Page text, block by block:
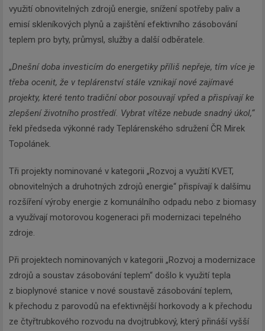
využití obnovitelných zdrojů energie, snížení spotřeby paliv a
emisí skleníkových plynů a zajištění efektivního zásobování
teplem pro byty, průmysl, služby a další odběratele.
„Dnešní doba investicím do energetiky příliš nepřeje, tím více je
třeba ocenit, že v teplárenství stále vznikají nové zajímavé
projekty, které tento tradiční obor posouvají vpřed a přispívají ke
zlepšení životního prostředí. Vybrat vítěze nebude snadný úkol,“
řekl předseda výkonné rady Teplárenského sdružení ČR Mirek
Topolánek.
Tři projekty nominované v kategorii „Rozvoj a využití KVET,
obnovitelných a druhotných zdrojů energie“ přispívají k dalšímu
rozšíření výroby energie z komunálního odpadu nebo z biomasy
a využívají motorovou kogeneraci při modernizaci tepelného
zdroje.
Při projektech nominovaných v kategorii „Rozvoj a modernizace
zdrojů a soustav zásobování teplem“ došlo k využití tepla
z bioplynové stanice v nové soustavě zásobování teplem,
k přechodu z parovodů na efektivnější horkovody a k přechodu
ze čtyřtrubkového rozvodu na dvojtrubkový, který přináší vyšší